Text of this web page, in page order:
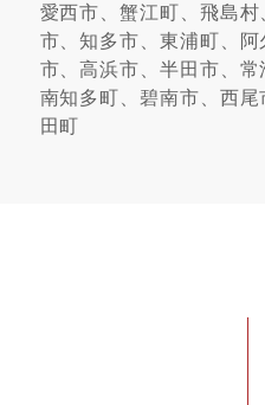
愛西市、蟹江町、飛島
市、知多市、東浦町、
市、高浜市、半田市、常
南知多町、碧南市、西
田町